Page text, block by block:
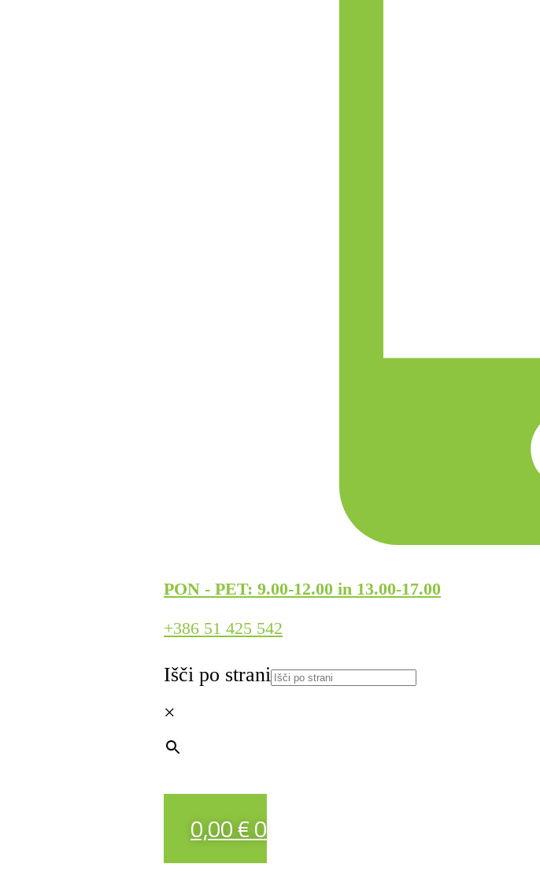
PON - PET: 9.00-12.00 in 13.00-17.00
+386 51 425 542
Išči po strani
×
0,00€0